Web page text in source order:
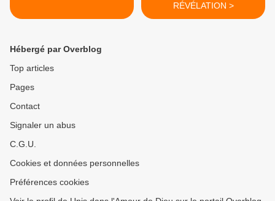
RÉVÉLATION >
Hébergé par Overblog
Top articles
Pages
Contact
Signaler un abus
C.G.U.
Cookies et données personnelles
Préférences cookies